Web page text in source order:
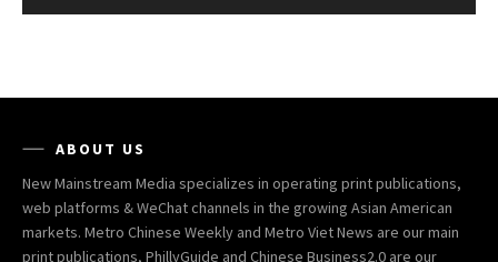
ABOUT US
New Mainstream Media specializes in operating print publications,
web platforms & WeChat channels in the growing Asian American
markets. Metro Chinese Weekly and Metro Viet News are our main
print publications, PhillyGuide and Chinese Business2.0 are our